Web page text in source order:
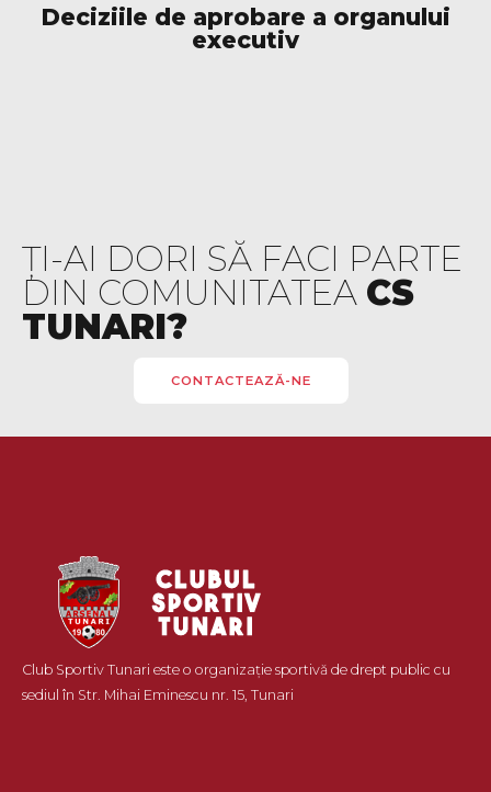
Deciziile de aprobare a organului
executiv
ȚI-AI DORI SĂ FACI PARTE
DIN COMUNITATEA CS
TUNARI?
CONTACTEAZĂ-NE
Club Sportiv Tunari este o organizație sportivă de drept public cu
sediul în Str. Mihai Eminescu nr. 15, Tunari